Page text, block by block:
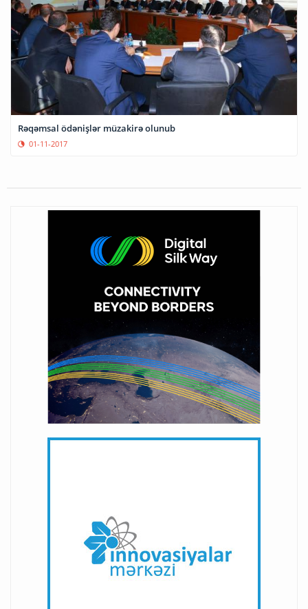
Rəqəmsal ödənişlər müzakirə olunub
01-11-2017